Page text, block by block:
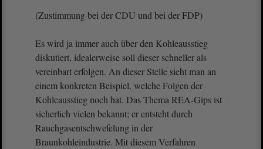
(Zustimmung bei der CDU und bei der FDP)
Es wird ja immer auch über den Kohleausstieg
diskutiert, idealerweise soll dieser schneller als
vereinbart erfolgen. An dieser Stelle sieht man an
einem konkreten Beispiel, welche Folgen der
Kohleausstieg noch hat. Das Thema REA-Gips ist
sicherlich vielen bekannt; er entsteht durch
Rauchgasentschwefelung in der
Braunkohleindustrie. Mit diesem Verfahren